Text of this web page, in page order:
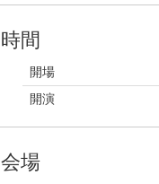
時間
開場
開演
会場